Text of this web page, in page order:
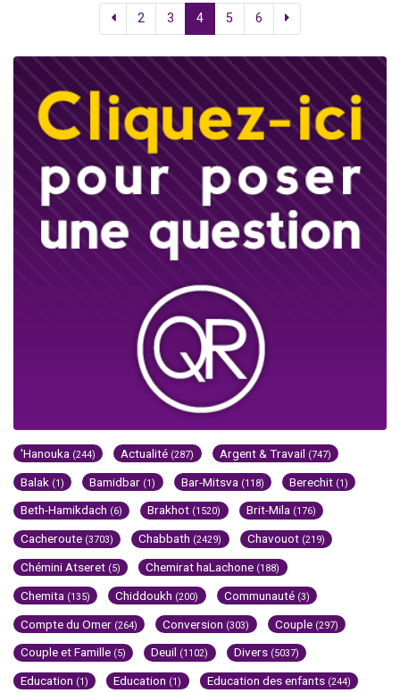
2 3 4 5 6
'Hanouka (244) Actualité (287) Argent & Travail (747)
Balak (1) Bamidbar (1) Bar-Mitsva (118) Berechit (1)
Beth-Hamikdach (6) Brakhot (1520) Brit-Mila (176)
Cacheroute (3703) Chabbath (2429) Chavouot (219)
Chémini Atseret (5) Chemirat haLachone (188)
Chemita (135) Chiddoukh (200) Communauté (3)
Compte du Omer (264) Conversion (303) Couple (297)
Couple et Famille (5) Deuil (1102) Divers (5037)
Education (1) Education (1) Education des enfants (244)